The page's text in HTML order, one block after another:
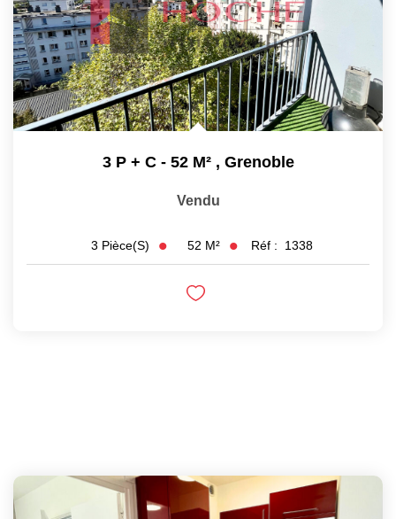
3 P + C - 52 M² , Grenoble
Vendu
3 Pièce(s) 52 M² Réf : 1338